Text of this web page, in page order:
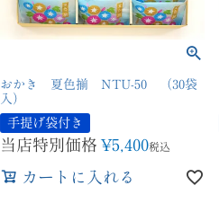
おかき 夏色揃 NTU-50 （30袋
入）
手提げ袋付き
当店特別価格 ¥5,400税込
カートに入れる